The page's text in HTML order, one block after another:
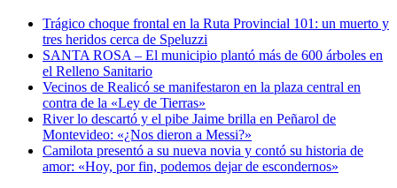
Trágico choque frontal en la Ruta Provincial 101: un muerto y
tres heridos cerca de Speluzzi
SANTA ROSA – El municipio plantó más de 600 árboles en
el Relleno Sanitario
Vecinos de Realicó se manifestaron en la plaza central en
contra de la «Ley de Tierras»
River lo descartó y el pibe Jaime brilla en Peñarol de
Montevideo: «¿Nos dieron a Messi?»
Camilota presentó a su nueva novia y contó su historia de
amor: «Hoy, por fin, podemos dejar de escondernos»